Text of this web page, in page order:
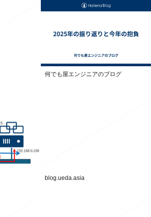
何でも屋エンジニアのブログ
blog.ueda.asia